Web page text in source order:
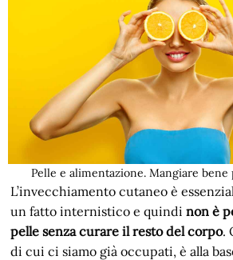
Pelle e alimentazione. Mangiare bene
L’invecchiamento cutaneo è
un fatto internistico e quindinon è
pelle senza curare il resto del corpo.
di cui ci siamo già occupati, è alla